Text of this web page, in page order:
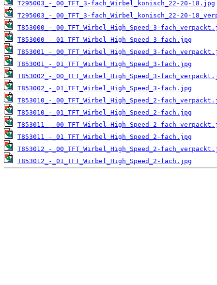
T295003_-_00_TFT_3-fach_Wirbel_konisch_22-20-18.jpg
T295003_-_00_TFT_3-fach_Wirbel_konisch_22-20-
T853000_-_00_TFT_Wirbel_High_Speed_3-
T853000_-_01_TFT_Wirbel_High_Speed_3-fach.jpg
T853001_-_00_TFT_Wirbel_High_Speed_3-
T853001_-_01_TFT_Wirbel_High_Speed_3-fach.jpg
T853002_-_00_TFT_Wirbel_High_Speed_3-
T853002_-_01_TFT_Wirbel_High_Speed_3-fach.jpg
T853010_-_00_TFT_Wirbel_High_Speed_2-
T853010_-_01_TFT_Wirbel_High_Speed_2-fach.jpg
T853011_-_00_TFT_Wirbel_High_Speed_2-
T853011_-_01_TFT_Wirbel_High_Speed_2-fach.jpg
T853012_-_00_TFT_Wirbel_High_Speed_2-
T853012_-_01_TFT_Wirbel_High_Speed_2-fach.jpg